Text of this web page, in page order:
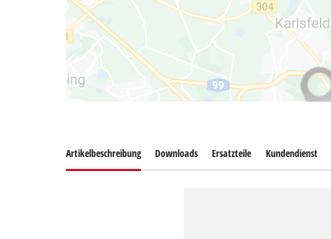
Artikelbeschreibung Downloads Ersatzteile Kundendienst